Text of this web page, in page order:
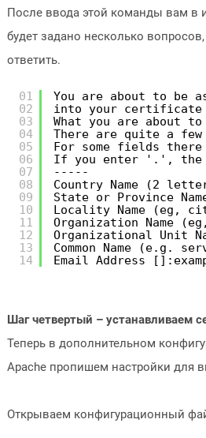
После ввода этой команды вам в
будет задано несколько
ответить.
01
02
03
04
05
06
07
08
09
10
11
12
13
14
You are about to be
into your certificate
What you are about
There are quite a
For some fields
If you enter '.',
-----
Country Name (2
State or Province
Locality Name (eg,
Organization Name
Organizational Unit
Common Name (e.g.
Email Address
Шаг четвертый – устанавливаем
Теперь в дополнительном
Apache пропишем настройки для
Открываем конфигурационный